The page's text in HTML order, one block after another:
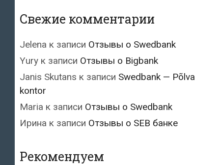
Свежие комментарии
Jelena к записи Отзывы о Swedbank
Yury к записи Отзывы о Bigbank
Janis Skutans к записи Swedbank — Põlva
kontor
Maria к записи Отзывы о Swedbank
Ирина к записи Отзывы о SEB банке
Рекомендуем